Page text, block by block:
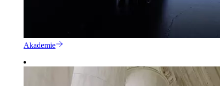
Akademie